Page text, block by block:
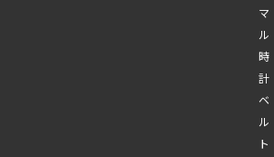
マ
ル
時
計
ベ
ル
ト